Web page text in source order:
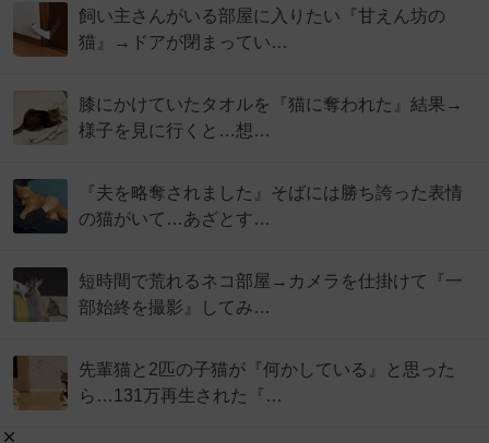
飼い主さんがいる部屋に入りたい『甘えん坊の
猫』→ドアが閉まってい…
膝にかけていたタオルを『猫に奪われた』結果→
様子を見に行くと…想…
『夫を略奪されました』そばには勝ち誇った表情
の猫がいて…あざとす…
短時間で荒れるネコ部屋→カメラを仕掛けて『一
部始終を撮影』してみ…
先輩猫と2匹の子猫が『何かしている』と思った
ら…131万再生された『…